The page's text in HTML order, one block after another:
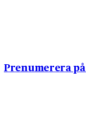
Prenumerera